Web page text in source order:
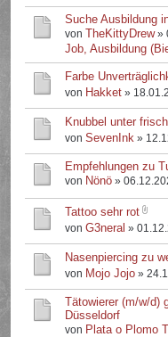
Suche Ausbildung
von TheKittyDrew»
Job, Ausbildung
Farbe
von Hakket »
Knubbel unter
vonSevenInk »
Empfehlungen zu
von Nönö »
Tattoo sehr rot
vonG3neral »
Nasenpiercing zu
von Mojo Jojo »
Tätowierer (m/w/d)
Düsseldorf
von Plata o Plomo